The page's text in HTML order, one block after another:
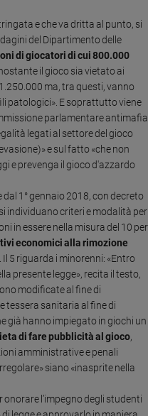
e che va dritta al punto, si
del Dipartimento delle
di giocatori di cui 800.000
il gioco sia vietato ai
ma, tra questi, vanno
patologici». E soprattutto viene
parlamentare antimafia
legati al settore del gioco
e sul fatto «che non
e prevenga il gioco d'azzardo
dal 1° gennaio 2018, con decreto
individuano criteri e modalità per
in essere nella misura del 10 per
economici alla rimozione
. Il 5 riguarda i minorenni: «Entro
presente legge», recita il testo,
modificate al fine di
tessera sanitaria al fine di
già hanno impiegato in giochi un
di fare pubblicità al gioco,
amministrative e penali
siano «inasprite nella
l’impegno degli studenti